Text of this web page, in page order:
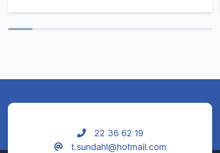
22 36 62 19
t.sundahl@hotmail.com